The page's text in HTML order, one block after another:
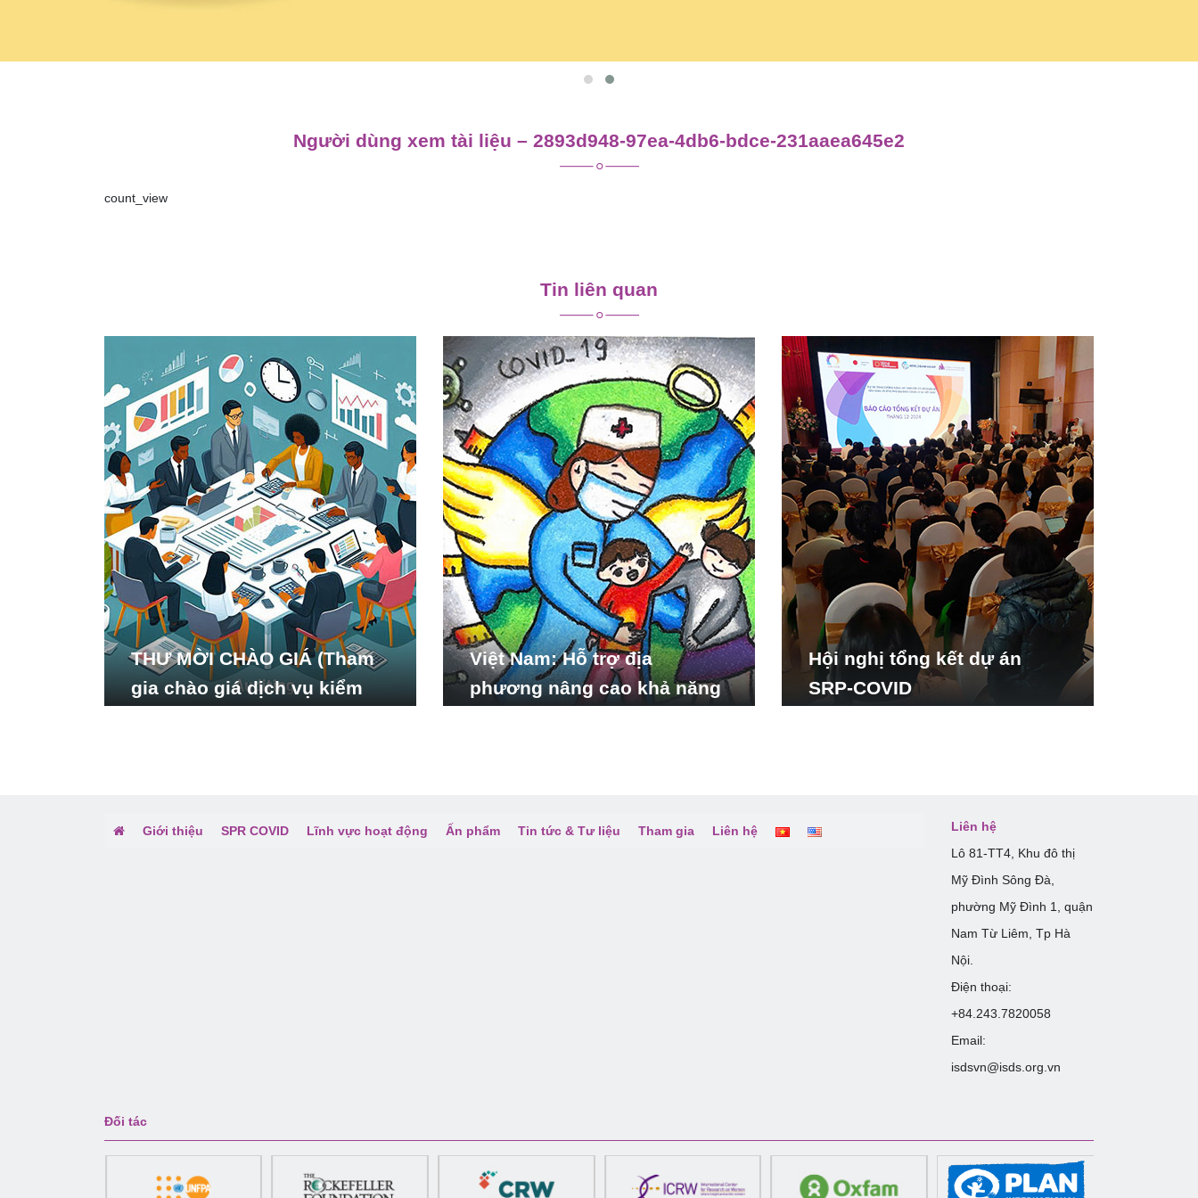
Người dùng xem tài liệu – 2893d948-97ea-4db6-bdce-231aaea645e2
count_view
viết
Tin liên quan
THƯ MỜI CHÀO GIÁ (Tham
gia chào giá dịch vụ kiểm
Việt Nam: Hỗ trợ địa
phương nâng cao khả năng
Hội nghị tổng kết dự án
SRP-COVID
Giới thiệu SPR COVID Lĩnh vực hoạt động Ấn phẩm Tin tức & Tư liệu Tham gia Liên hệ
Liên hệ
Lô 81-TT4, Khu đô thị
Mỹ Đình Sông Đà,
phường Mỹ Đình 1, quận
Nam Từ Liêm, Tp Hà
Nội.
Điện thoại:
+84.243.7820058
Email:
isdsvn@isds.org.vn
Đối tác